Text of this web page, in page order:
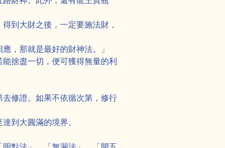
到大財之後，一定要施法財，
，那就是最好的財神法。」
捨盡一切，便可獲得無量的利
修證。如果不依循次第，修行
到大圓滿的境界。